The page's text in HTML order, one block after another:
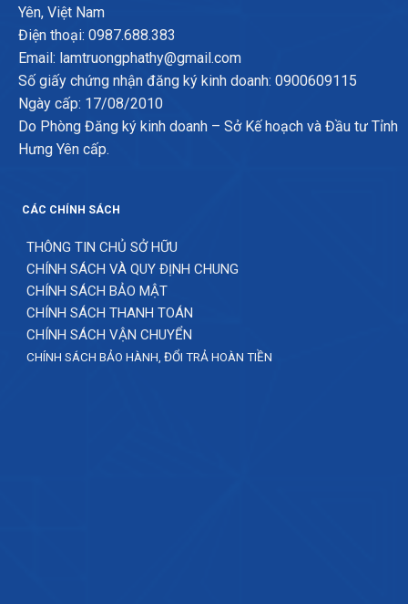
Yên, Việt Nam
Điện thoại: 0987.688.383
Email: lamtruongphathy@gmail.com
Số giấy chứng nhận đăng ký kinh doanh: 0900609115
Ngày cấp: 17/08/2010
Do Phòng Đăng ký kinh doanh – Sở Kế hoạch và Đầu tư Tỉnh
Hưng Yên cấp.
CÁC CHÍNH SÁCH
THÔNG TIN CHỦ SỞ HỮU
CHÍNH SÁCH VÀ QUY ĐỊNH CHUNG
CHÍNH SÁCH BẢO MẬT
CHÍNH SÁCH THANH TOÁN
CHÍNH SÁCH VẬN CHUYỂN
CHÍNH SÁCH BẢO HÀNH, ĐỔI TRẢ HOÀN TIỀN